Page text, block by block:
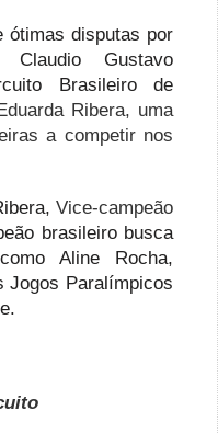
ótimas disputas por
Claudio Gustavo
Brasileiro de
Ribera, uma
a competir nos
Vice-campeão
brasileiro busca
Aline Rocha,
Jogos Paralímpicos